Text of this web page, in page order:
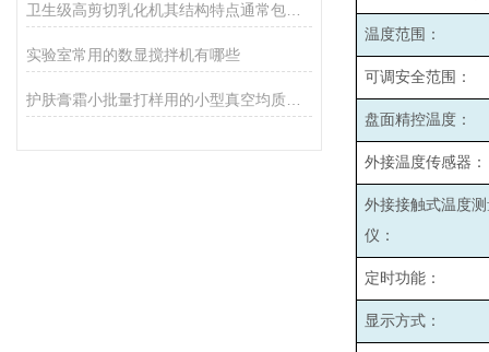
实验室常用的数显搅拌机有哪些
温度范围：
可调安全范围：
盘面精控温度：
外接温度传感器：
外接接触式温度
仪：
定时功能：
显示方式：